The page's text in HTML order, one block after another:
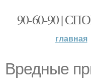
90-60-90 |
главная
Вредные